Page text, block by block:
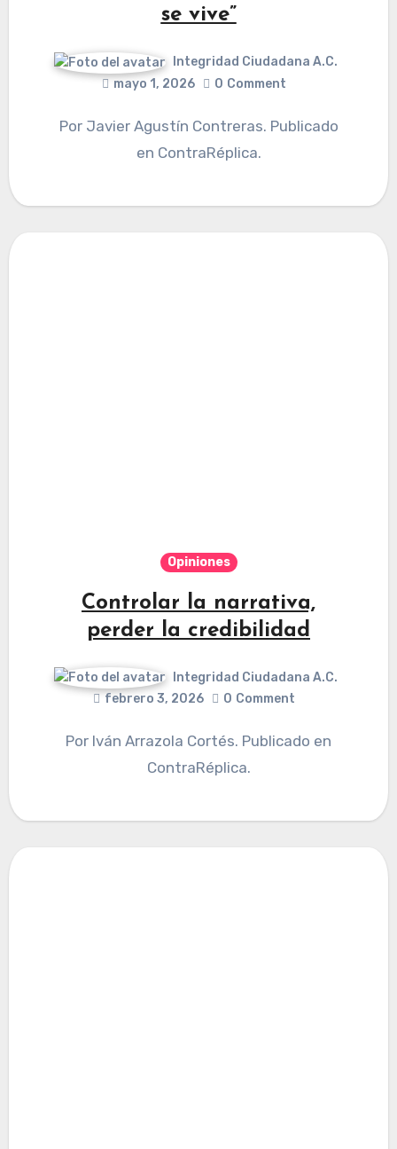
se vive”
Integridad Ciudadana A.C.
mayo 1, 2026
0 Comment
Por Javier Agustín Contreras. Publicado
en ContraRéplica.
Opiniones
Controlar la narrativa,
perder la credibilidad
Integridad Ciudadana A.C.
febrero 3, 2026
0 Comment
Por Iván Arrazola Cortés. Publicado en
ContraRéplica.